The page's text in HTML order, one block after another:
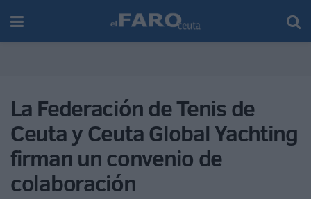
La Federación de Tenis de
Ceuta y Ceuta Global Yachting
firman un convenio de
colaboración